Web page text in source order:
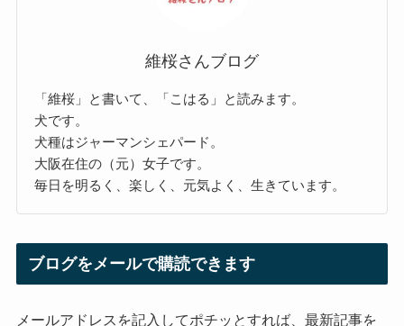
維桜さんブログ
「維桜」と書いて、「こはる」と読みます。
犬です。
犬種はジャーマンシェパード。
大阪在住の（元）女子です。
毎日を明るく、楽しく、元気よく、生きています。
ブログをメールで購読できます
メールアドレスを記入してポチッとすれば、最新記事を